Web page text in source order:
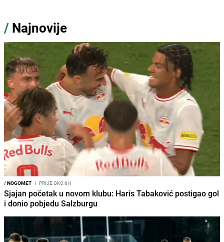
/ Najnovije
/NOGOMET I PRIJE OKO 6H
Sjajan početak u novom klubu: Haris Tabaković postigao gol
i donio pobjedu Salzburgu